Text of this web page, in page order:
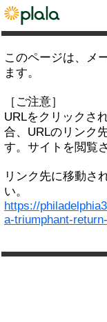
このページは、メ
ます。
［ご注意］
URLをクリックさ
合、URLのリンク
す。サイトを閲覧
リンク先に移動さ
い。
https://
a-triumphant-